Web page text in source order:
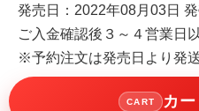
発売日：2022年08月03日
ご入金確認後３～４営業日
※予約注文は発売日より発
CART カ